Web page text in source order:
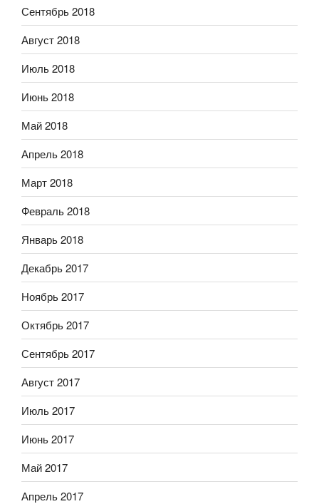
Сентябрь 2018
Август 2018
Июль 2018
Июнь 2018
Май 2018
Апрель 2018
Март 2018
Февраль 2018
Январь 2018
Декабрь 2017
Ноябрь 2017
Октябрь 2017
Сентябрь 2017
Август 2017
Июль 2017
Июнь 2017
Май 2017
Апрель 2017